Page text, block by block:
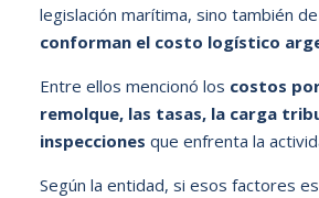
legislación marítima, sino también
conforman el costo logístico
Entre ellos mencionó los costos
remolque, las tasas, la carga
inspecciones que enfrenta la
Según la entidad, si esos factores